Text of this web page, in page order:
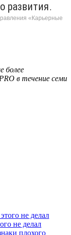
развития.
«Карьерные
более
в течение семи
не делал